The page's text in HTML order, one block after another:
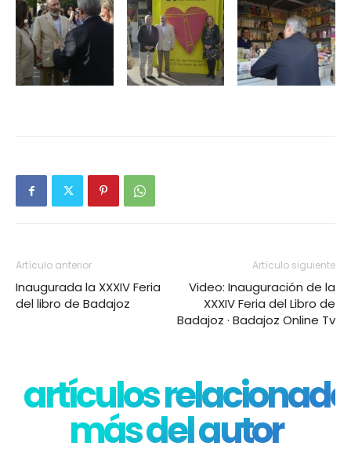
Artículo anterior
Inaugurada la XXXIV Feria
del libro de Badajoz
Artículo siguiente
Video: Inauguración de la
XXXIV Feria del Libro de
Badajoz · Badajoz Online Tv
artículos
más del autor